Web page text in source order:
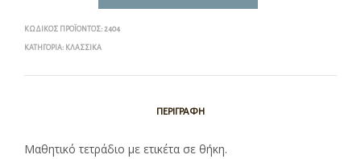
ΚΩΔΙΚΌΣ ΠΡΟΪΌΝΤΟΣ: 2404
ΚΑΤΗΓΟΡΊΑ: ΚΛΑΣΣΙΚΆ
ΠΕΡΙΓΡΑΦΉ
Μαθητικό τετράδιο με ετικέτα σε θήκη.